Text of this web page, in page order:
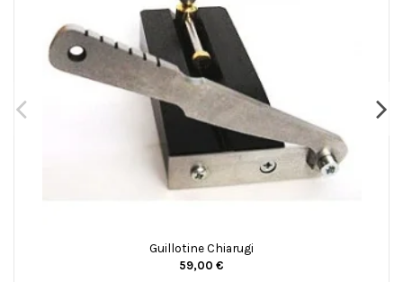
Guillotine Chiarugi
59,00 €